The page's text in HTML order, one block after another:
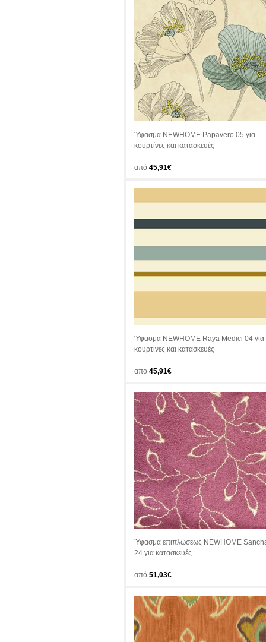
Ύφασμα NEWHOME Papavero 05 για
κουρτίνες και κατασκευές
από 45,91€
Ύφασμα NEWHOME Raya Medici 04 για
κουρτίνες και κατασκευές
από 45,91€
Ύφασμα επιπλώσεως NEWHOME
24 για κατασκευές
από 51,03€